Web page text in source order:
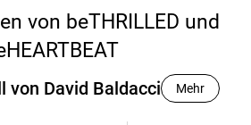
von beTHRILLED und
von David Baldacci Mehr